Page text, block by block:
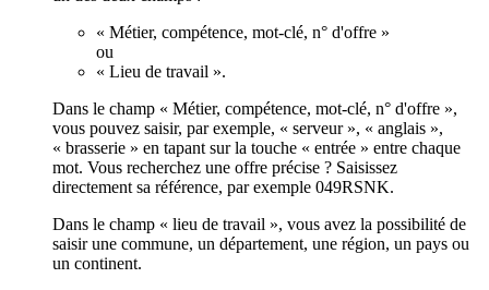
« Métier, compétence, mot-clé, n° d'offre »
ou
« Lieu de travail ».
Dans le champ « Métier, compétence, mot-clé, n° d'offre »,
vous pouvez saisir, par exemple, « serveur », « anglais »,
« brasserie » en tapant sur la touche « entrée » entre chaque
mot. Vous recherchez une offre précise ? Saisissez
directement sa référence, par exemple 049RSNK.
Dans le champ « lieu de travail », vous avez la possibilité de
saisir une commune, un département, une région, un pays ou
un continent.